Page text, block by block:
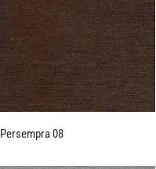
Persempra 08